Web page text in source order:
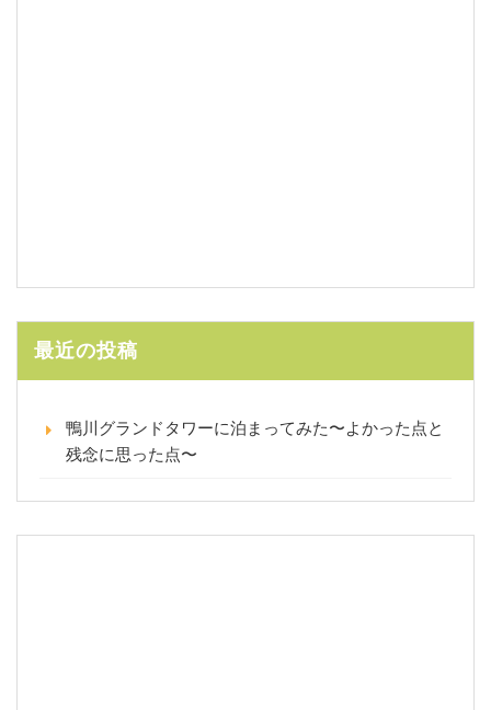
最近の投稿
鴨川グランドタワーに泊まってみた〜よかった点と
残念に思った点〜